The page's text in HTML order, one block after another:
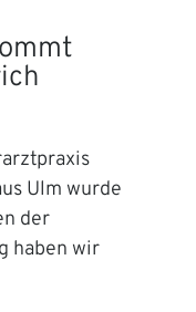
Ulm wurde
der
haben wir